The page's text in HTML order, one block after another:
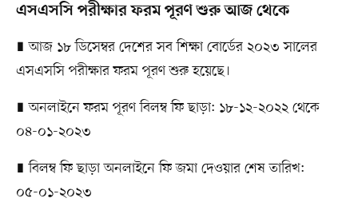
এসএসসি পরীক্ষার ফরম পূরণ শুরু আজ থেকে
∎ আজ ১৮ ডিসেম্বর দেশের সব শিক্ষা বোর্ডের ২০২৩ সালের
এসএসসি পরীক্ষার ফরম পূরণ শুরু হয়েছে।
∎ অনলাইনে ফরম পূরণ বিলম্ব ফি ছাড়া: ১৮-১২-২০২২ থেকে
০৪-০১-২০২৩
∎ বিলম্ব ফি ছাড়া অনলাইনে ফি জমা দেওয়ার শেষ তারিখ:
০৫-০১-২০২৩